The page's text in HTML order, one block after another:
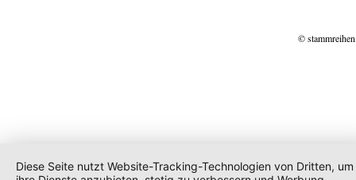
©
Diese Seite nutzt Website-Tracking-Technologien von Dritten, um